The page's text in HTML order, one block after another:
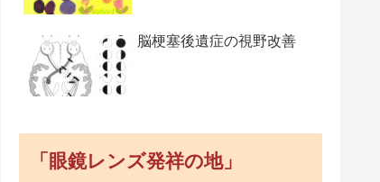
脳梗塞後遺症の視野改善
「眼鏡レンズ発祥の地」